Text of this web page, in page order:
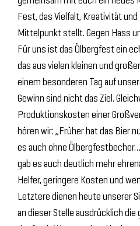
Fest, das Vielfalt, Kreativität
Mittelpunkt stellt. Gegen Hass
Für uns ist das Ölbergfest ein
das aus vielen kleinen und
einem besonderen Tag auf
Gewinn sind nicht das Ziel.
Produktionskosten einer
hören wir: „Früher hat das Bier
es auch ohne
gab es auch deutlich mehr
Helfer, geringere Kosten und
Letztere dienen heute unserer
an dieser Stelle ausdrücklich